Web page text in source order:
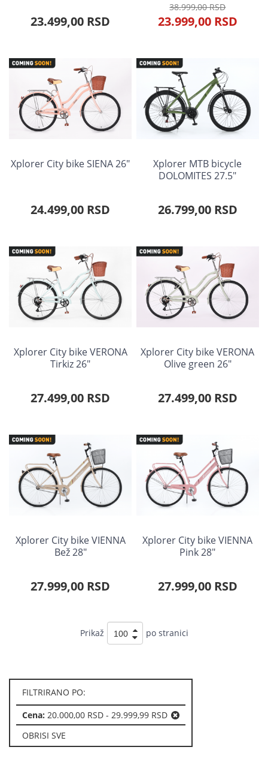
FILTRIRANO PO:
Cena: 20.000,00 RSD - 29.999,99 RSD
OBRISI SVE
23.499,00 RSD
38.999,00 RSD
23.999,00 RSD
Xplorer City bike SIENA 26"
24.499,00 RSD
Xplorer MTB bicycle
DOLOMITES 27.5"
26.799,00 RSD
Xplorer City bike VERONA
Tirkiz 26"
27.499,00 RSD
Xplorer City bike VERONA
Olive green 26"
27.499,00 RSD
Xplorer City bike VIENNA
Bež 28"
27.999,00 RSD
Xplorer City bike VIENNA
Pink 28"
27.999,00 RSD
Prikaž po stranici